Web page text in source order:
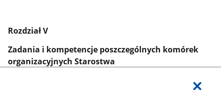
Rozdział V
Zadania i kompetencje poszczególnych komórek
organizacyjnych Starostwa